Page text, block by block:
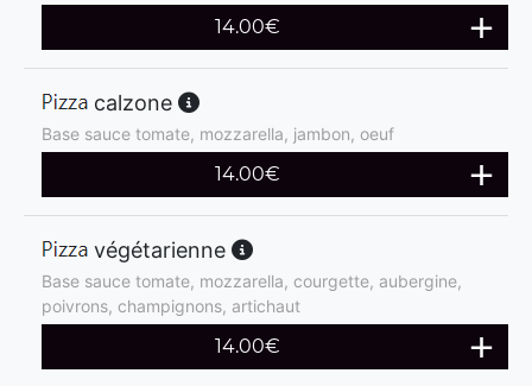
14.00€
calzone
Base sauce tomate, mozzarella, jambon, oeuf
14.00€
végétarienne
Base sauce tomate, mozzarella, courgette, aubergine,
poivrons, champignons, artichaut
14.00€